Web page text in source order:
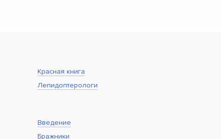
Красная книга
Лепидоптерологи
Введение
Бражники